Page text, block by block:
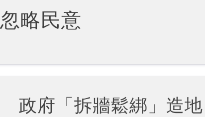
忽略民意
政府「拆牆鬆綁」造